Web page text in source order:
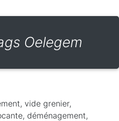
Oelegem
vide grenier,
déménagement,